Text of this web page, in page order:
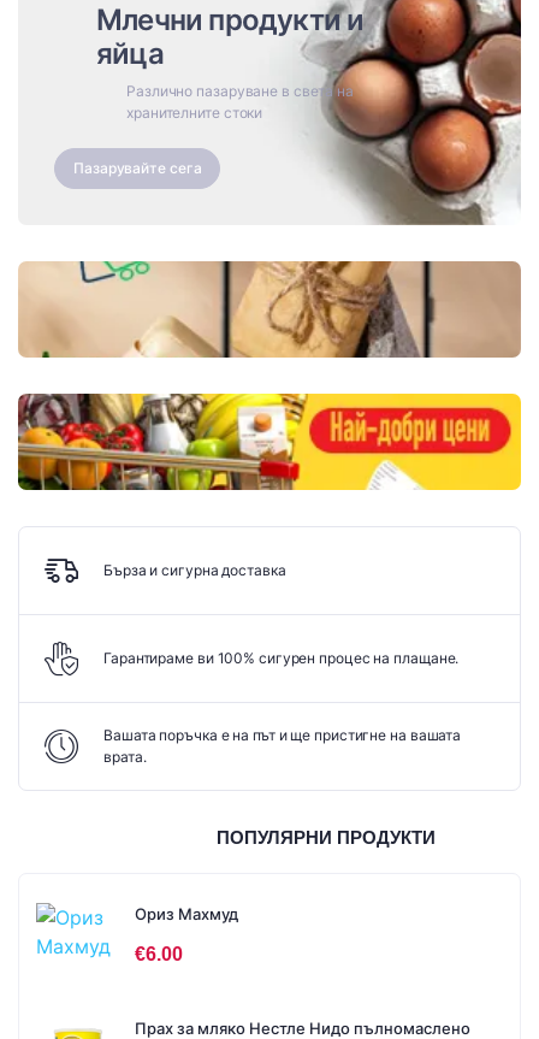
Бърза и сигурна доставка
Гарантираме ви 100% сигурен процес на плащане.
Вашата поръчка е на път и ще пристигне на вашата
врата.
ПОПУЛЯРНИ ПРОДУКТИ
Ориз Махмуд
€6.00
Прах за мляко Нестле Нидо пълномаслено
Млечни продукти и
яйца
Различно пазаруване в света на
хранителните стоки
Пазарувайте сега